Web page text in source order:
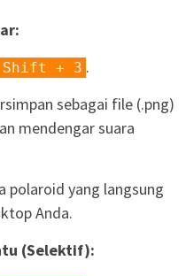
Shift + 3 .
sebagai file (.png)
mendengar suara
polaroid yang langsung
Anda.
(Selektif):